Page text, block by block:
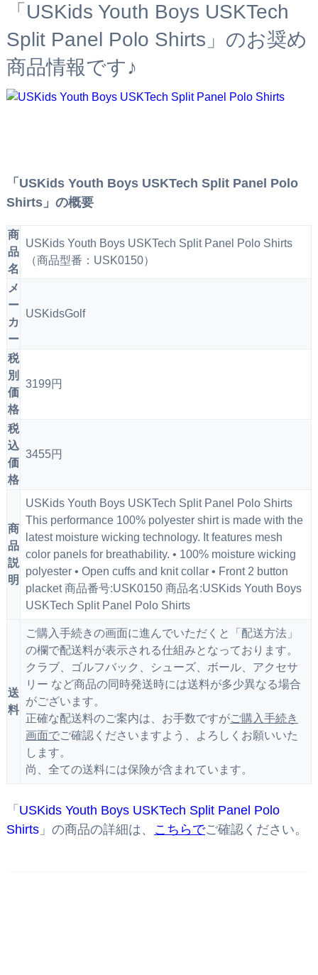
「USKids Youth Boys USKTech
Split Panel Polo Shirts」のお奨め
商品情報です♪
「USKids Youth Boys USKTech Split Panel Polo
Shirts」の概要
商
品
名
USKids Youth Boys USKTech Split Panel Polo Shirts
（商品型番：USK0150）
メ
ー
カ
ー
USKidsGolf
税
別
価
格
3199円
税
込
価
格
3455円
商
品
説
明
USKids Youth Boys USKTech Split Panel Polo Shirts
This performance 100% polyester shirt is made with the
latest moisture wicking technology. It features mesh
color panels for breathability. • 100% moisture wicking
polyester • Open cuffs and knit collar • Front 2 button
placket 商品番号:USK0150 商品名:USKids Youth Boys
USKTech Split Panel Polo Shirts
送
料
ご購入手続きの画面に進んでいただくと「配送方法」
の欄で配送料が表示される仕組みとなっております。
クラブ、ゴルフバック、シューズ、ボール、アクセサ
リー など商品の同時発送時には送料が多少異なる場合
がございます。
正確な配送料のご案内は、お手数ですがご購入手続き
画面でご確認くださいますよう、よろしくお願いいた
します。
尚、全ての送料には保険が含まれています。
「 USKids Youth Boys USKTech Split Panel Polo
Shirts」の商品の詳細は、 こちらでご確認ください。